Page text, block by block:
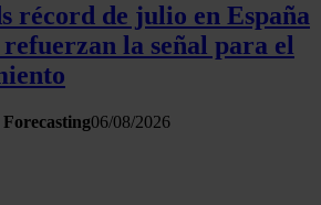
récord de julio en España
la señal para el
06/08/2026